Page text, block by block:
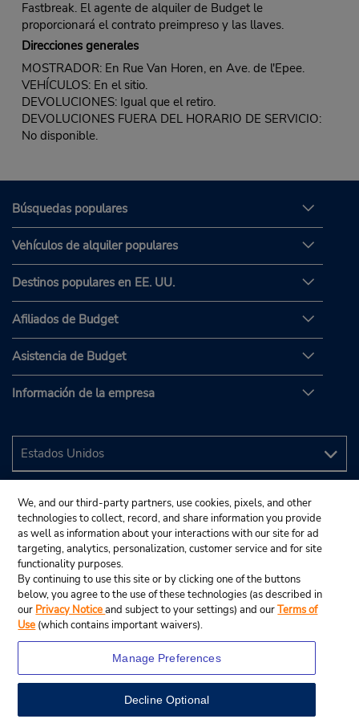
Fastbreak. El agente de alquiler de Budget le
proporcionará el contrato preimpreso y las llaves.
Direcciones generales
MOSTRADOR: En Rue Van Horen, en Ave. de l'Epee.
VEHÍCULOS: En el sitio.
DEVOLUCIONES: Igual que el retiro.
DEVOLUCIONES FUERA DEL HORARIO DE SERVICIO:
No disponible.
Búsquedas populares
Vehículos de alquiler populares
Destinos populares en EE. UU.
Afiliados de Budget
Asistencia de Budget
Información de la empresa
We, and our third-party partners, use cookies, pixels, and other
technologies to collect, record, and share information you provide
as well as information about your interactions with our site for ad
targeting, analytics, personalization, customer service and for site
functionality purposes.
By continuing to use this site or by clicking one of the buttons
below, you agree to the use of these technologies (as described in
our Privacy Noticeand subject to your settings) and ourTerms of
Use (which contains important waivers).
Manage Preferences
Decline Optional